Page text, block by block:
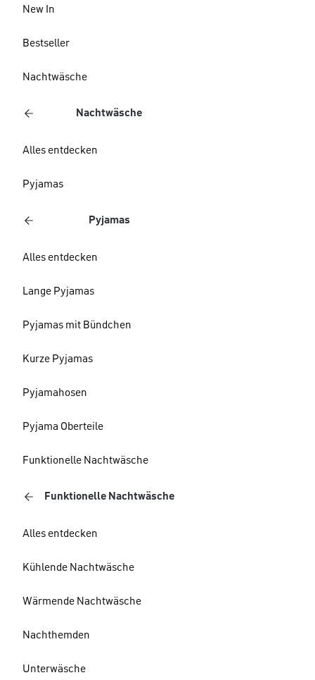
New In
Bestseller
Nachtwäsche
Nachtwäsche
Alles entdecken
Pyjamas
Pyjamas
Alles entdecken
Lange Pyjamas
Pyjamas mit Bündchen
Kurze Pyjamas
Pyjamahosen
Pyjama Oberteile
Funktionelle Nachtwäsche
Funktionelle Nachtwäsche
Alles entdecken
Kühlende Nachtwäsche
Wärmende Nachtwäsche
Nachthemden
Unterwäsche